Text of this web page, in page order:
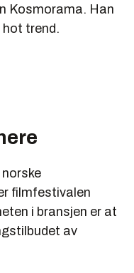
Kosmorama. Han
hot trend.
filmfestivalen
i bransjen er at
av